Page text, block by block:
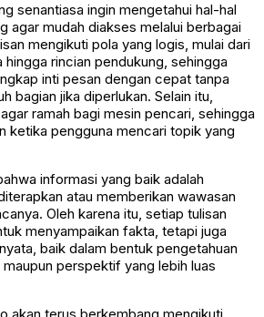
senantiasa ingin mengetahui hal-hal
agar mudah diakses melalui berbagai
mengikuti pola yang logis, mulai dari
rincian pendukung, sehingga
inti pesan dengan cepat tanpa
bagian jika diperlukan. Selain itu,
ramah bagi mesin pencari, sehingga
ketika pengguna mencari topik yang
informasi yang baik adalah
atau memberikan wawasan
Oleh karena itu, setiap tulisan
menyampaikan fakta, tetapi juga
baik dalam bentuk pengetahuan
perspektif yang lebih luas